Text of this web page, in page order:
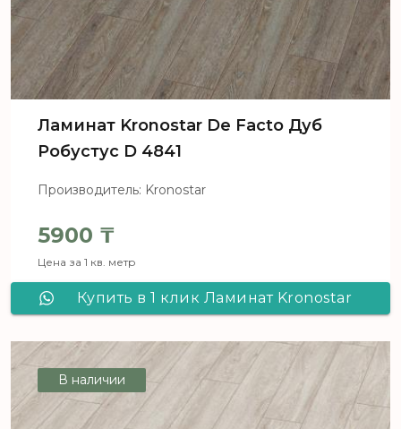
Ламинат Kronostar De Facto Дуб
Робустус D 4841
Производитель: Kronostar
5900 ₸
Цена за 1 кв. метр
Купить в 1 клик Ламинат Kronostar
В наличии